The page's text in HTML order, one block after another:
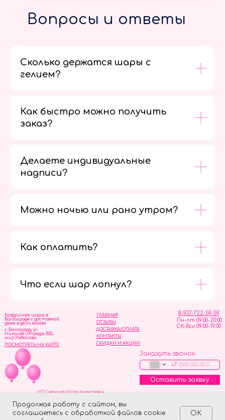
Продолжая работу с сайтом, вы
соглашаетесь с обработкой файлов cookie
OK
Вопросы и ответы
Сколько держатся шары с
гелием?
Как быстро можно получить
заказ?
Делаете индивидуальные
надписи?
Можно ночью или рано утром?
Как оплатить?
Что если шар лопнул?
ОТЗЫВЫ
ГЛАВНАЯ
ДОСТАВКА/ОПЛАТА
СКИДКИ И АКЦИИ
КОНТАКТЫ
8-937-722-59-59
Пн-пт 09:00-20:00
Сб-Вск 09:00-19:00
Воздушные шары в
Волгограде с доставкой
даже в день заказа
Заказать звонок
+7
Оставить заявку
г. Волгоград, ул.
Николая Отрады 20Б,
мир Рыболова
ПОСМОТРЕТЬ НА КАРТЕ
ИП Скворцов Игорь Алексеевич
Made on Tilda